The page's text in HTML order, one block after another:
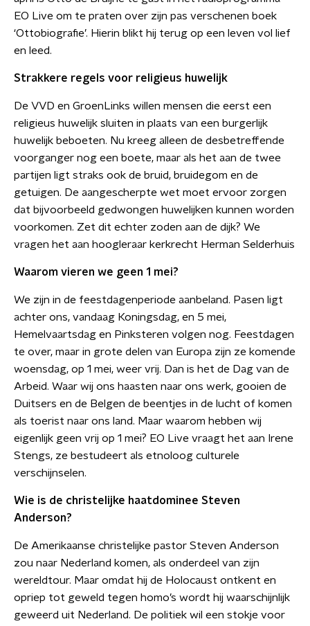
EO Live om te praten over zijn pas verschenen boek
‘Ottobiografie’. Hierin blikt hij terug op een leven vol lief
en leed.
Strakkere regels voor religieus huwelijk
De VVD en GroenLinks willen mensen die eerst een
religieus huwelijk sluiten in plaats van een burgerlijk
huwelijk beboeten. Nu kreeg alleen de desbetreffende
voorganger nog een boete, maar als het aan de twee
partijen ligt straks ook de bruid, bruidegom en de
getuigen. De aangescherpte wet moet ervoor zorgen
dat bijvoorbeeld gedwongen huwelijken kunnen worden
voorkomen. Zet dit echter zoden aan de dijk? We
vragen het aan hoogleraar kerkrecht Herman Selderhuis
Waarom vieren we geen 1 mei?
We zijn in de feestdagenperiode aanbeland. Pasen ligt
achter ons, vandaag Koningsdag, en 5 mei,
Hemelvaartsdag en Pinksteren volgen nog. Feestdagen
te over, maar in grote delen van Europa zijn ze komende
woensdag, op 1 mei, weer vrij. Dan is het de Dag van de
Arbeid. Waar wij ons haasten naar ons werk, gooien de
Duitsers en de Belgen de beentjes in de lucht of komen
als toerist naar ons land. Maar waarom hebben wij
eigenlijk geen vrij op 1 mei? EO Live vraagt het aan Irene
Stengs, ze bestudeert als etnoloog culturele
verschijnselen.
Wie is de christelijke haatdominee Steven
Anderson?
De Amerikaanse christelijke pastor Steven Anderson
zou naar Nederland komen, als onderdeel van zijn
wereldtour. Maar omdat hij de Holocaust ontkent en
opriep tot geweld tegen homo’s wordt hij waarschijnlijk
geweerd uit Nederland. De politiek wil een stokje voor